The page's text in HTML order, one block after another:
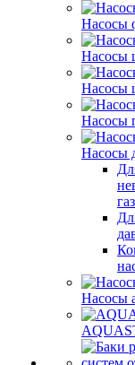
Насосы
Насосы
Насосы
Насосы
Насосы
Насосы